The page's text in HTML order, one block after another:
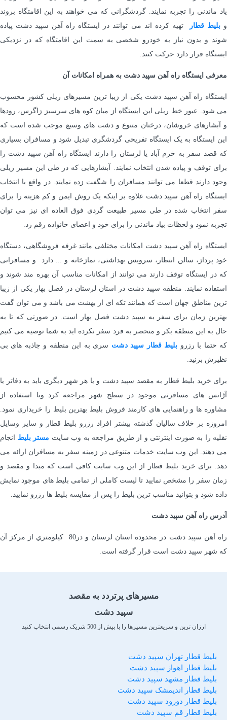
یاد ماندنی را تجربه نمایند. گردشگرانی که می خواهند به این اقامتگاه بروند
وبلیط قطار
تهیه کرده اند می توانند در ایستگاه راه آهن سپید دشت پیاده
شوند و بدون نیاز به خودرو شخصی به سمت این اقامتگاه که در نزدیکی
ایستگاه قرار دارد حرکت کنند.
معرفی ایستگاه راه آهن سپید دشت به همراه امکانات آن
ایستگاه راه آهن سپید دشت یکی از زیبا ترین مسیرهای ریلی کشور محسوب
می شود. عبور خط ریلی این ایستگاه از میان کوه های سرسبز زاگرس، رودها
و آبشارهای خروشان، درختان متنوع و دشت های وسیع موجب شده است که
این ایستگاه به یک ایستگاه تفریحی گردشگری تبدیل شود و مسافران بسیاری
که قصد سفر به خرم آباد یا لرستان را دارند ایستگاه راه آهن سپید دشت را
برای توقف و پیاده شدن انتخاب نمایند. آبشارهایی که در طی این مسیر ریلی
وجود دارند قطعا می توانند مسافران را شگفت زده نمایند. در واقع با انتخاب
ایستگاه راه آهن سپید دشت علاوه بر اینکه یک روش ایمن و کم هزینه را برای
سفر انتخاب شده در طی مسیر طبیعت گردی فوق العاده ای نیز می توان
تجربه نمود و لحظات بیاد ماندنی را برای خود و اعضای خانواده رقم زد.
ایستگاه راه آهن سپید دشت امکانات مختلفی مانند غرفه فروشگاهی، دستگاه
خود پرداز، سالن انتظار، سرویس بهداشتی، نمازخانه و ... دارد و مسافرانی
که در ایستگاه توقف دارند می توانند از امکانات مناسب آن بهره مند شوند و
استفاده نمایند. منطقه سپید دشت در استان لرستان در فصل بهار یکی از زیبا
ترین مناطق جهان است که همانند تکه ای از بهشت می باشد و می توان گفت
بهترین زمان برای سفر به سپید دشت فصل بهار است. در صورتی که تا به
حال به این منطقه بکر و منحصر به فرد سفر نکرده اید به شما توصیه می کنیم
که حتما با رزرو بلیط قطار سپید دشت سری به این منطقه و جاذبه های بی
نظیرش بزنید.
برای خرید بلیط قطار به مقصد سپید دشت و یا هر شهر دیگری باید به دفاتر یا
آژانس های مسافرتی موجود در سطح شهر مراجعه کرد وبا استفاده از
مشاوره ها و راهنمایی های کارمند فروش بلیط بهترین بلیط را خریداری نمود.
امروزه بر خلاف سالیان گذشته بیشتر افراد رزرو بلیط قطار و سایر وسایل
نقلیه را به صورت اینترنتی و از طریق مراجعه به وب سایت مستر بلیط انجام
می دهند. این وب سایت خدمات متنوعی در زمینه سفر به مسافران ارائه می
دهد. برای خرید بلیط قطار از این وب سایت کافی است که مبدا و مقصد و
زمان سفر را مشخص نمایید تا لیست کاملی از تمامی بلیط های موجود نمایش
داده شود و بتوانید مناسب ترین بلیط را پس از مقایسه بلیط ها رزرو نمایید.
آدرس راه آهن سپید دشت
راه آهن سپيد دشت در محدوده استان لرستان و در80 كيلومتري از مركز آن
كه شهر سپید دشت است قرار گرفته است.
مسیرهای پرتردد به مقصد
سپید دشت
ارزان ترین و سریعترین مسیرها را با بیش از 500 شریک رسمی انتخاب کنید
بلیط قطار تهران سپید دشت
بلیط قطار اهواز سپید دشت
بلیط قطار مشهد سپید دشت
بلیط قطار اندیمشک سپید دشت
بلیط قطار دورود سپید دشت
بلیط قطار قم سپید دشت